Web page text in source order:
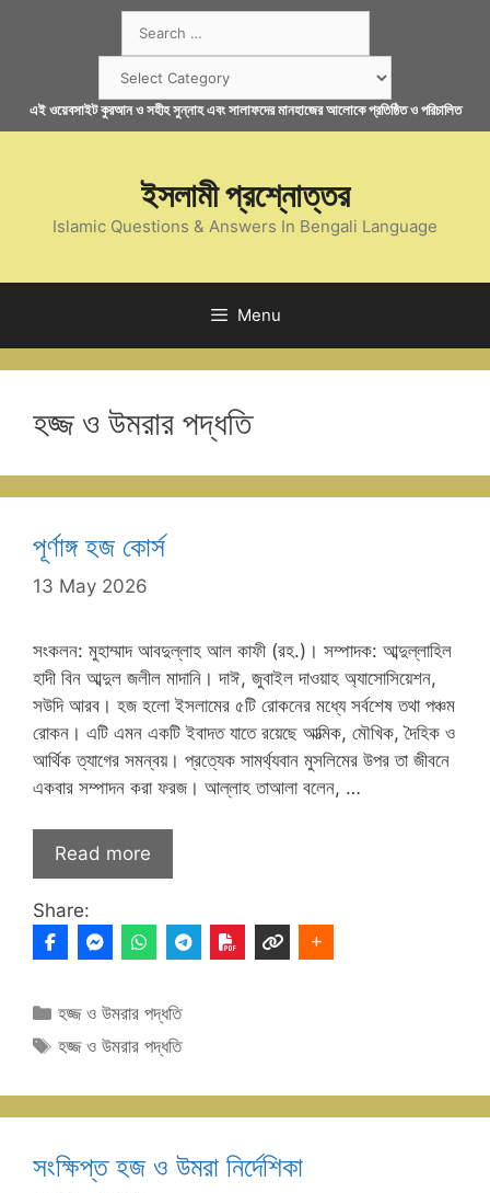
for:
এই ওয়েবসাইট কুরআন ও সহীহ সুন্নাহ এবং সালাফদের মানহাজের আলোকে প্রতিষ্ঠিত ও পরিচালিত
ইসলামী প্রশ্নোত্তর
Islamic Questions & Answers In Bengali Language
Menu
হজ্জ ও উমরার পদ্ধতি
পূর্ণাঙ্গ হজ কোর্স
13 May 2026
সংকলন: মুহাম্মাদ আবদুল্লাহ আল কাফী (রহ.)। সম্পাদক: আব্দুল্লাহিল
হাদী বিন আব্দুল জলীল মাদানি। দাঈ, জুবাইল দাওয়াহ অ্যাসোসিয়েশন,
সউদি আরব। হজ হলো ইসলামের ৫টি রোকনের মধ্যে সর্বশেষ তথা পঞ্চম
রোকন। এটি এমন একটি ইবাদত যাতে রয়েছে আত্মিক, মৌখিক, দৈহিক ও
আর্থিক ত্যাগের সমন্বয়। প্রত্যেক সামর্থ্যবান মুসলিমের উপর তা জীবনে
একবার সম্পাদন করা ফরজ। আল্লাহ তাআলা বলেন, …
Read more
Share:
Categories
হজ্জ ও উমরার পদ্ধতি
Tags
হজ্জ ও উমরার পদ্ধতি
সংক্ষিপ্ত হজ ও উমরা নির্দেশিকা